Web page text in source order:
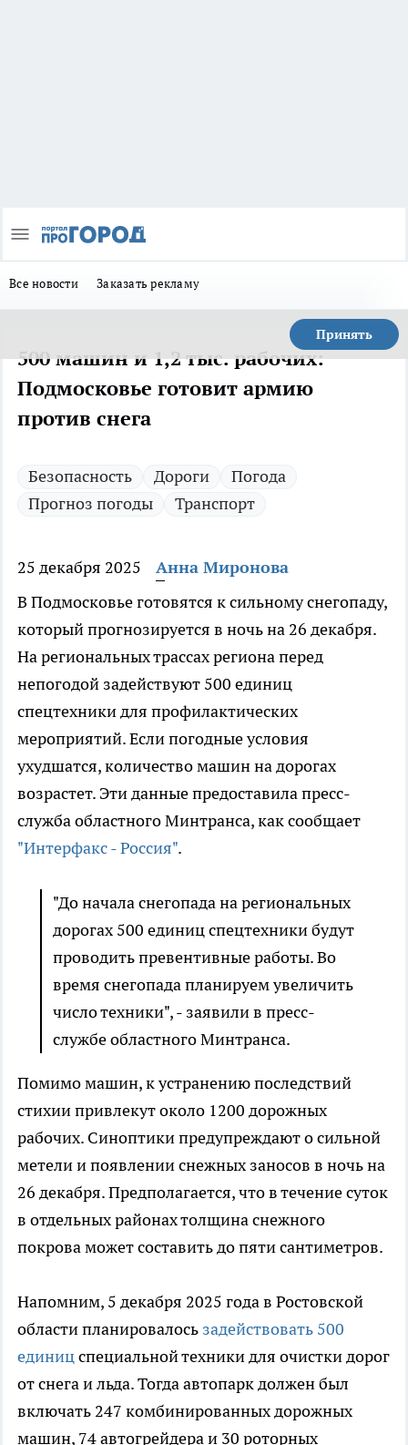
Все новости Заказать рекламу
Принять
500 машин и 1,2 тыс. рабочих:
Подмосковье готовит армию
против снега
Безопасность Дороги
Погода
Прогноз погоды
Транспорт
25 декабря 2025
Анна Миронова
В Подмосковье готовятся к сильному снегопаду,
который прогнозируется в ночь на 26 декабря.
На региональных трассах региона перед
непогодой задействуют 500 единиц
спецтехники для профилактических
мероприятий. Если погодные условия
ухудшатся, количество машин на дорогах
возрастет. Эти данные предоставила пресс-
служба областного Минтранса, как сообщает
"Интерфакс - Россия".
"До начала снегопада на региональных
дорогах 500 единиц спецтехники будут
проводить превентивные работы. Во
время снегопада планируем увеличить
число техники", - заявили в пресс-
службе областного Минтранса.
Помимо машин, к устранению последствий
стихии привлекут около 1200 дорожных
рабочих. Синоптики предупреждают о сильной
метели и появлении снежных заносов в ночь на
26 декабря. Предполагается, что в течение суток
в отдельных районах толщина снежного
покрова может составить до пяти сантиметров.
Напомним, 5 декабря 2025 года в Ростовской
области планировалось задействовать 500
единицспециальной техники для очистки дорог
от снега и льда. Тогда автопарк должен был
включать 247 комбинированных дорожных
машин, 74 автогрейдера и 30 роторных